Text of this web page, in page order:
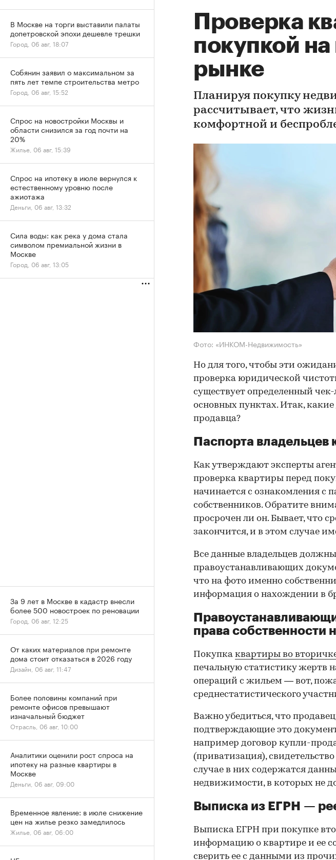
Проверка
покупкой
рынке
Планируя покупку
рассчитывает, что
комфортной и
Фото: «ИНКОМ-Недвижимость»
Но для того, чтобы эти
проверка юридической
существует определенный
основных пунктах. Итак,
продавца?
Паспорта владельцев
Как утверждают эксперты
проверка квартиры перед
начинается с ознакомления с
собственников. Обратите
просрочен ли он. Бывает, что
закончится, и в этом случае
Все данные владельцев
правоустанавливающих
что на фото именно
информация о нахождении в
права собственности
Покупка квартиры во
печальную статистику жертв
операций с жильем — вот,
среднестатистического
Важно убедиться, что
подтверждающие это
например договор купли-
(приватизация),
случае в них содержатся
недвижимости, в которых не
Выписка из ЕГРН —
Выписка ЕГРН при покупке
информацию о квартире и ее
сверить ее с данными из
В Москве на торги выставили палаты
допетровской эпохи дешевле трешки
Город, 06 авг, 18:07
Собянин заявил о максимальном за
пять лет темпе строительства метро
Город, 06 авг, 15:52
Спрос на новостройки Москвы и
области снизился за год почти на
20%
Жилье, 06 авг, 15:39
Спрос на ипотеку в июле вернулся к
естественному уровню после
ажиотажа
Деньги, 06 авг, 13:32
Сила воды: как река у дома стала
символом премиальной жизни в
Москве
Город, 06 авг, 13:05
За 9 лет в Москве в кадастр внесли
более 500 новостроек по реновации
Город, 06 авг, 12:25
От каких материалов при ремонте
дома стоит отказаться в 2026 году
Дизайн, 06 авг, 11:47
Более половины компаний при
ремонте офисов превышают
изначальный бюджет
Отрасль, 06 авг, 10:00
Аналитики оценили рост спроса на
ипотеку на разные квартиры в
Москве
Деньги, 06 авг, 09:00
Временное явление: в июле снижение
цен на жилье резко замедлилось
Жилье, 06 авг, 06:00